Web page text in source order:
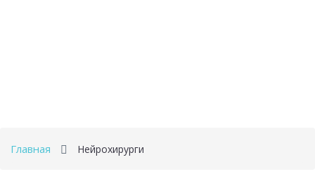
Главная Нейрохирурги